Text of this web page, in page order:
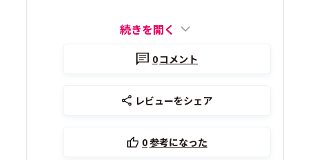
続きを開く
0コメント
レビューをシェア
0参考になった